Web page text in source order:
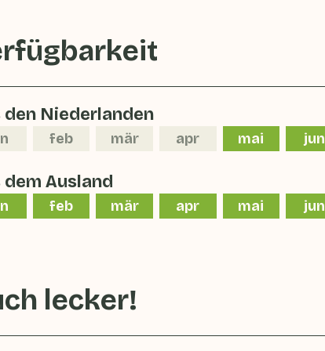
den Niederlanden
feb mär apr mai jun
dem Ausland
feb mär apr mai jun
lecker!